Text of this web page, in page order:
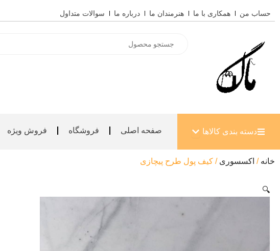
به
حساب من همکاری با ما هنرمندان ما درباره ما سوالات متداول
search
دسته بندی کالاها باز کردن دسته بندی کالاها
صفحه اصلی فروشگاه فروش ویژه
خانه / اکسسوری / کیف پول طرح پیچازی
🔍